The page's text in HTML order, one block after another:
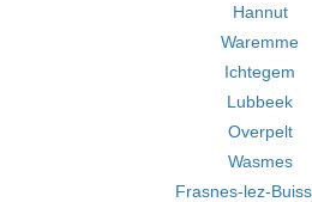
Hannut
Waremme
Ichtegem
Lubbeek
Overpelt
Wasmes
Frasnes-lez-